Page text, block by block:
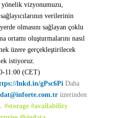
vizyonumuzu,
verilerinin
olmasını sağlayan çoklu
ortamı oluşturmalarını nasıl
üzere gerçekleştirilecek
istiyoruz.
11:00 (CET)
lnkd.in/gPsc6Pi Daha
üzerinden
#storage #availability